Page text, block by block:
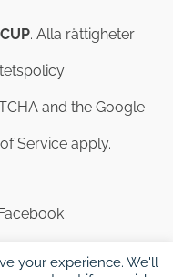
. Alla rättigheter
and the Google
Service apply.
your experience. We'll